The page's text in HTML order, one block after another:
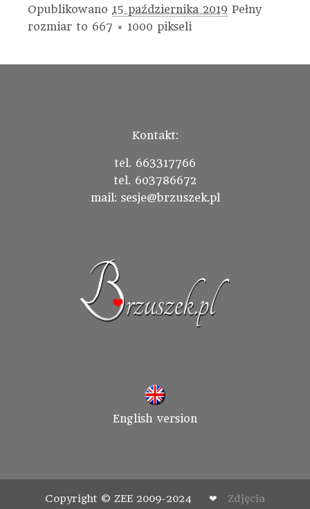
Opublikowano 15 października 2019 Pełny
rozmiar to 667 × 1000 pikseli
Kontakt:
tel. 663317766
tel. 603786672
mail: sesje@brzuszek.pl
English version
Copyright © ZEE 2009-2024 ❤ Zdjęcia